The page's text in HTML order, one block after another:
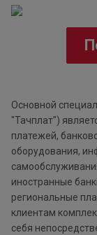
Основной
"Тачплат")
платежей,
оборудования,
иностранные
региональные
клиентам
себя